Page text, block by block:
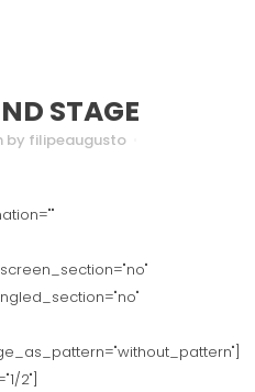
STAGE
by filipeaugusto
2"]